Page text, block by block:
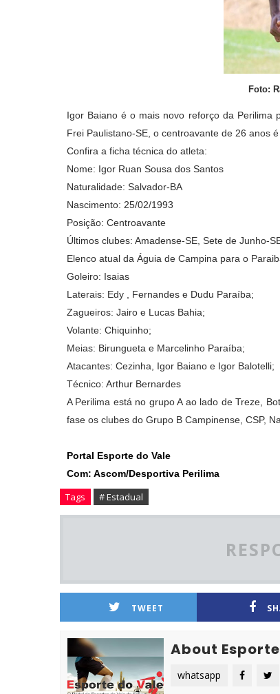
Foto:
Igor Baiano é o mais novo reforço da Perilima
Frei Paulistano-SE, o centroavante de 26 anos
Confira a ficha técnica do atleta:
Nome: Igor Ruan Sousa dos Santos
Naturalidade: Salvador-BA
Nascimento: 25/02/1993
Posição: Centroavante
Últimos clubes: Amadense-SE, Sete de Junho-
Elenco atual da Águia de Campina para o
Goleiro: Isaias
Laterais: Edy , Fernandes e Dudu Paraíba;
Zagueiros: Jairo e Lucas Bahia;
Volante: Chiquinho;
Meias: Birungueta e Marcelinho Paraíba;
Atacantes: Cezinha, Igor Baiano e Igor Balotelli;
Técnico: Arthur Bernardes
A Perilima está no grupo A ao lado de Treze,
fase os clubes do Grupo B Campinense, CSP,
Portal Esporte do Vale
Com: Ascom/Desportiva Perilima
Tags # Estadual
TWEET
About
whatsapp